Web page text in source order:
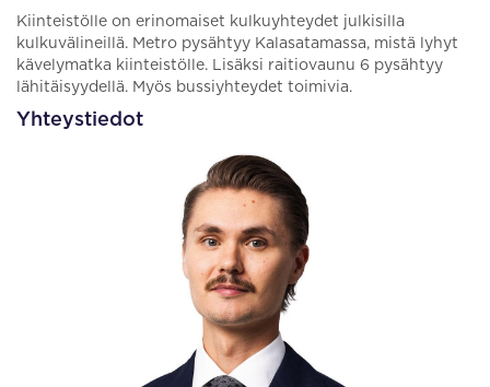
Kiinteistölle on erinomaiset kulkuyhteydet julkisilla
kulkuvälineillä. Metro pysähtyy Kalasatamassa, mistä lyhyt
kävelymatka kiinteistölle. Lisäksi raitiovaunu 6 pysähtyy
lähitäisyydellä. Myös bussiyhteydet toimivia.
Yhteystiedot